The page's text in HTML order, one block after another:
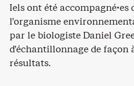
Iels ont été
l’organisme
par le biologiste Daniel
d’échantillonnage de façon
résultats.